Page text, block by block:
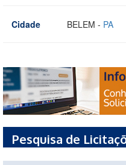
Cidade BELEM - PA
Pesquisa de